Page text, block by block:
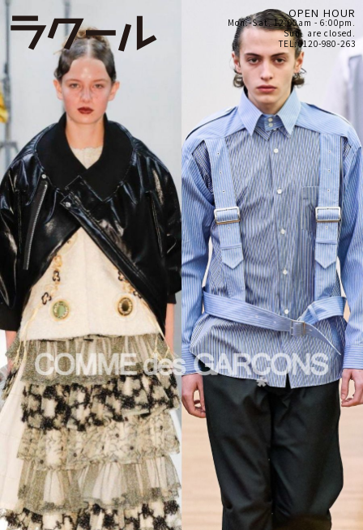
OPEN HOUR
Mon.-Sat. 12:00am - 6:00pm.
Sun. are closed.
TEL:0120-980-263